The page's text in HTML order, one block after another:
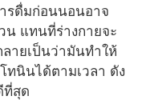
รดื่มก่อนนอนอาจ
น แทนที่ร่างกายจะ
ายเป็นว่ามันทำให้
ทนินได้ตามเวลา ดัง
ที่สุด